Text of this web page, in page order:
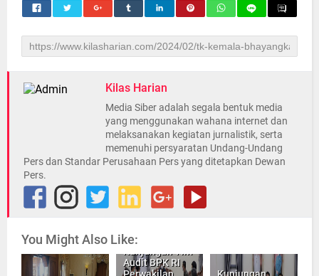
Kilas Harian
Media Siber adalah segala bentuk media
yang menggunakan wahana internet dan
melaksanakan kegiatan jurnalistik, serta
memenuhi persyaratan Undang-Undang
Pers dan Standar Perusahaan Pers yang ditetapkan Dewan
Pers.
You Might Also Like:
Audit BPK RI